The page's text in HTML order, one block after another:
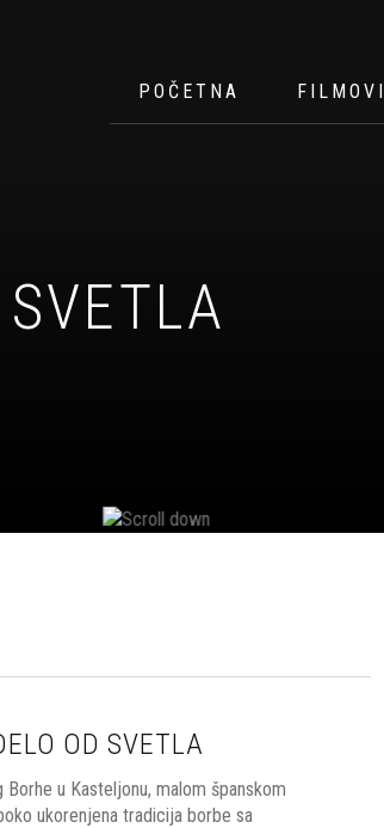
POČETNA FILMOVI
OD SVETLA
Borhe u Kasteljonu, malom španskom
ukorenjena tradicija borbe sa